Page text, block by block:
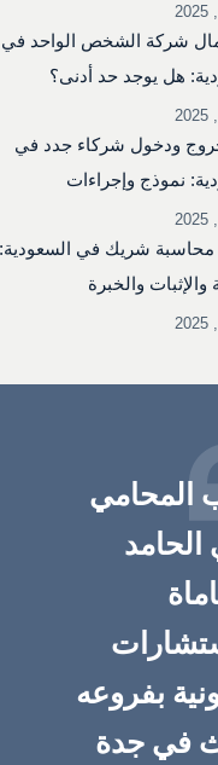
شركة الشخص الواحد في
هل يوجد حد أدنى؟
ودخول شركاء جدد في
نموذج وإجراءات
شريك في السعودية:
والإثبات والخبرة
المحامي
بفروعه
في جدة